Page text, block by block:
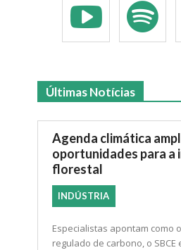
Últimas Notícias
Agenda climática
oportunidades para a
florestal
INDÚSTRIA
Especialistas apontam como
regulado de carbono, o SBCE